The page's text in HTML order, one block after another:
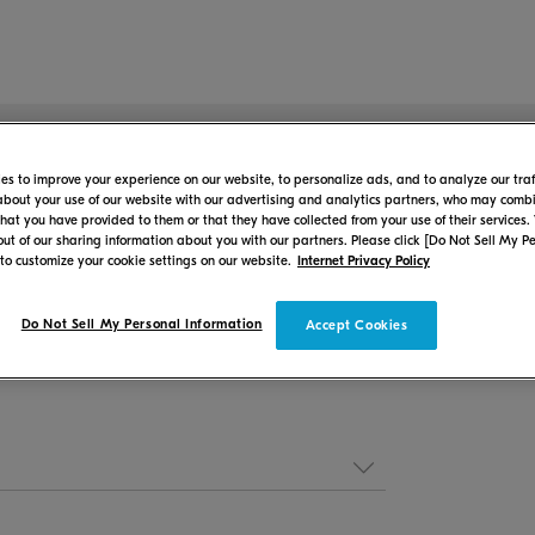
MFP/drukarka
pomocy technicznej
metody konfiguracji, podręcznika użytkownika,
to improve your experience on our website, to personalize ads, and to analyze our
your use of our website with our advertising and analytics partners, who may
you have provided to them or that they have collected from your use of their services.
of our sharing information about you with our partners. Please click [Do Not Sell My
customize your cookie settings on our website.
Internet Privacy Policy
Accept Cookies
Do Not Sell My Personal Information